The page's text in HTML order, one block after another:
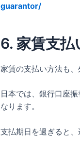
guarantor/
6. 家賃支
家賃の支払い方法も、
日本では、銀行口座
なります。
支払期日を過ぎると